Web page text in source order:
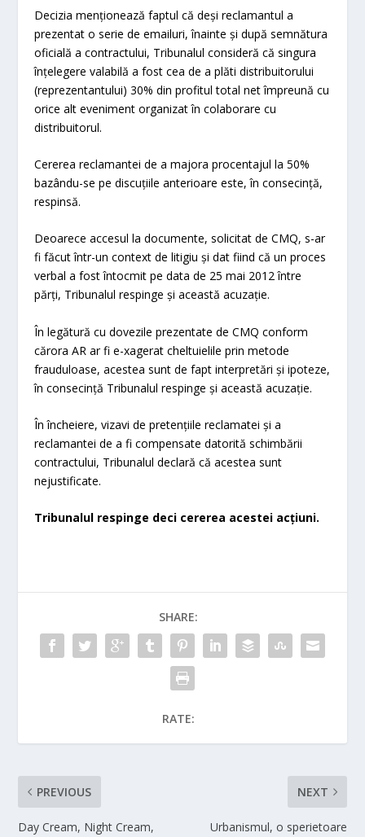
Decizia menționează faptul că deși reclamantul a
prezentat o serie de emailuri, înainte și după semnătura
oficială a contractului, Tribunalul consideră că singura
înțelegere valabilă a fost cea de a plăti distribuitorului
(reprezentantului) 30% din profitul total net împreună cu
orice alt eveniment organizat în colaborare cu
distribuitorul.
Cererea reclamantei de a majora procentajul la 50%
bazându-se pe discuțiile anterioare este, în consecință,
respinsă.
Deoarece accesul la documente, solicitat de CMQ, s-ar
fi făcut într-un context de litigiu și dat fiind că un proces
verbal a fost întocmit pe data de 25 mai 2012 între
părți, Tribunalul respinge și această acuzație.
În legătură cu dovezile prezentate de CMQ conform
cărora AR ar fi e-xagerat cheltuielile prin metode
frauduloase, acestea sunt de fapt interpretări și ipoteze,
în consecință Tribunalul respinge și această acuzație.
În încheiere, vizavi de pretențiile reclamatei și a
reclamantei de a fi compensate datorită schimbării
contractului, Tribunalul declară că acestea sunt
nejustificate.
Tribunalul respinge deci cererea acestei acțiuni.
SHARE:
RATE:
PREVIOUS
Day Cream, Night Cream,
NEXT
Urbanismul, o sperietoare